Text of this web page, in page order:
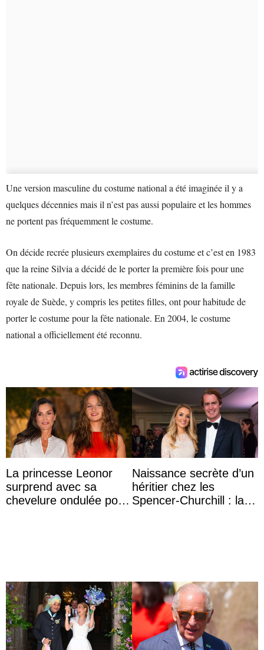
Une version masculine du costume national a été imaginée il y a
quelques décennies mais il n’est pas aussi populaire et les hommes
ne portent pas fréquemment le costume.
On décide recrée plusieurs exemplaires du costume et c’est en 1983
que la reine Silvia a décidé de le porter la première fois pour une
fête nationale. Depuis lors, les membres féminins de la famille
royale de Suède, y compris les petites filles, ont pour habitude de
porter le costume pour la fête nationale. En 2004, le costume
national a officiellement été reconnu.
La princesse Leonor
surprend avec sa
chevelure ondulée pour
Naissance secrète d’un
héritier chez les
Spencer-Churchill : la